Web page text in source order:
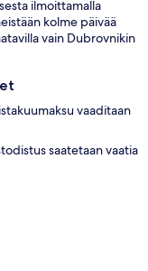
ilmoittamalla
kolme päivää
vain Dubrovnikin
vaaditaan
saatetaan vaatia